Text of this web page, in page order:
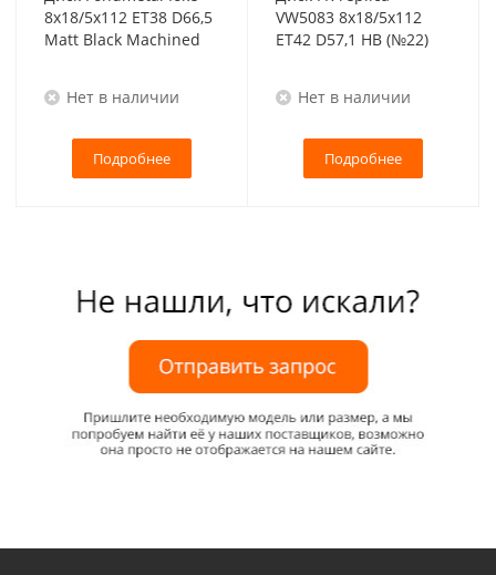
8x18/5x112 ET38 D66,5
Matt Black Machined
Нет в наличии
Подробнее
VW5083 8x18/5x112
ET42 D57,1 HB (№22)
Нет в наличии
Подробнее